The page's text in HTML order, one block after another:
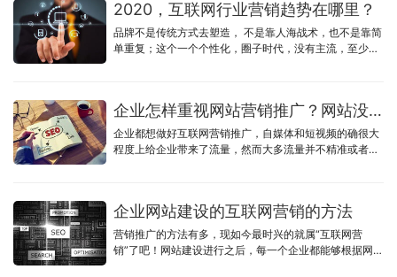
2020，互联网行业营销趋势在哪里？
品牌不是传统方式去塑造， 不是靠人海战术，也不是靠简
单重复；这个一个个性化，圈子时代，没有主流，至少刚
企业怎样重视网站营销推广？网站没有流量怎么办？
企业都想做好互联网营销推广，自媒体和短视频的确很大
程度上给企业带来了流量，然而大多流量并不精准或者流
企业网站建设的互联网营销的方法
营销推广的方法有多，现如今最时兴的就属“互联网营
销”了吧！网站建设进行之后，每一个企业都能够根据网址